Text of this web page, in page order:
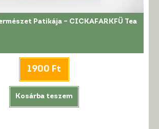
Patikája – CICKAFARKFŰ Tea
1900 Ft
Kosárba teszem